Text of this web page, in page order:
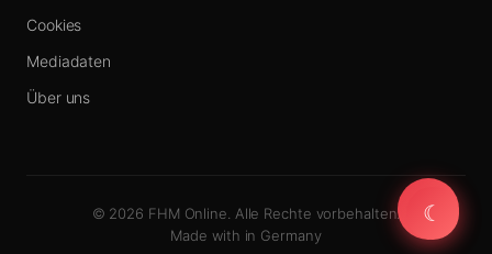
Cookies
Mediadaten
Über uns
© 2026 FHM Online. Alle Rechte vorbehalten.
Made with in Germany
☾
☾